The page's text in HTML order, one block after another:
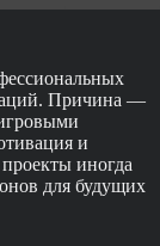
Причина —
и
иногда
для будущих